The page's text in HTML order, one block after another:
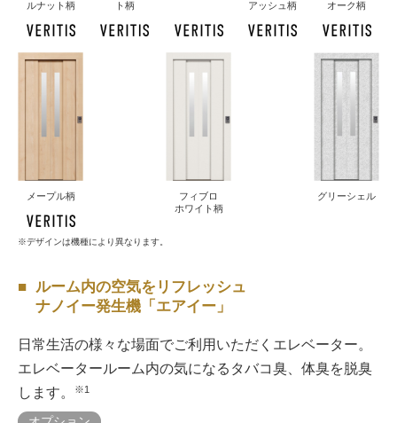
ルナット柄
ト柄
アッシュ柄
オーク柄
メープル柄
フィブロ
ホワイト柄
グリーシェル
デザインは機種により異なります。
ルーム内の空気をリフレッシュ
ナノイー発生機「エアイー」
日常生活の様々な場面でご利用いただくエレベーター。
エレベータールーム内の気になるタバコ臭、体臭を脱臭
します。
※1